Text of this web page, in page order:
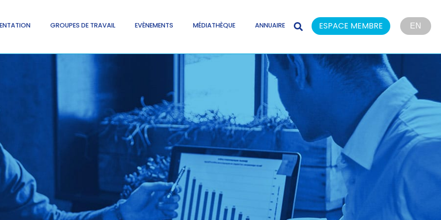
GROUPES DE TRAVAIL EVÈNEMENTS MÉDIATHÈQUE ANNUAIRE ESPACE MEMBRE EN